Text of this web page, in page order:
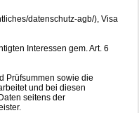
datenschutz-agb/), Visa
Interessen gem. Art. 6
Prüfsummen sowie die
und bei diesen
seitens der